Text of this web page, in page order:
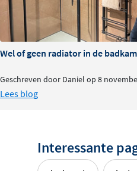
Wel of geen radiator in de
Geschreven door Daniel op 8
Lees blog
Interessante